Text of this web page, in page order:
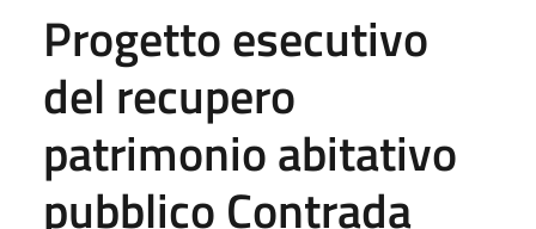
Progetto esecutivo
del recupero
patrimonio abitativo
pubblico Contrada